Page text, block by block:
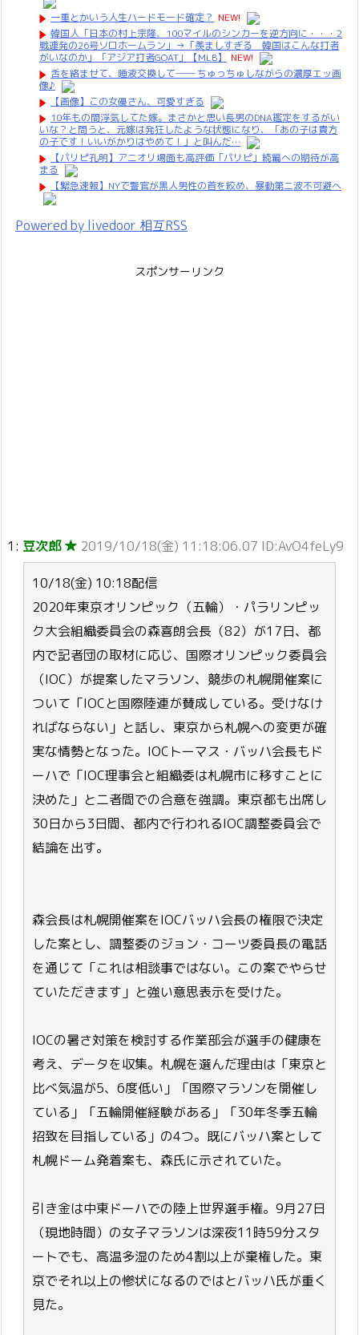
一重とかいう人生ハードモード確定？ NEW!
韓国人「日本の村上宗隆、100マイルのシンカーを逆方向に・・・2
戦連発の26号ソロホームラン」→「羨ましすぎる 韓国はこんな打者
がいなのか」「アジア打者GOAT」【MLB】
NEW!
舌を絡ませて、唾液交換して── ちゅっちゅしながらの濃厚エッ画
像♪
【画像】この女優さん、可愛すぎる
10年もの間浮気してた嫁。まさかと思い長男のDNA鑑定をするがい
いな？と問うと、元嫁は発狂したような状態になり、「あの子は貴方
の子です！いいがかりはやめて！」と叫んだ…
【パリピ孔明】アニオリ場面も高評価「パリピ」続編への期待が高
まる
【緊急速報】NYで警官が黒人男性の首を絞め、暴動第二波不可避へ
Powered by livedoor 相互RSS
スポンサーリンク
1: 豆次郎 ★ 2019/10/18(金) 11:18:06.07 ID:AvO4feLy9
10/18(金) 10:18配信
2020年東京オリンピック（五輪）・パラリンピッ
ク大会組織委員会の森喜朗会長（82）が17日、都
内で記者団の取材に応じ、国際オリンピック委員会
（IOC）が提案したマラソン、競歩の札幌開催案に
ついて「IOCと国際陸連が賛成している。受けなけ
ればならない」と話し、東京から札幌への変更が確
実な情勢となった。IOCトーマス・バッハ会長もド
ーハで「IOC理事会と組織委は札幌市に移すことに
決めた」と二者間での合意を強調。東京都も出席し
30日から3日間、都内で行われるIOC調整委員会で
結論を出す。
森会長は札幌開催案をIOCバッハ会長の権限で決定
した案とし、調整委のジョン・コーツ委員長の電話
を通じて「これは相談事ではない。この案でやらせ
ていただきます」と強い意思表示を受けた。
IOCの暑さ対策を検討する作業部会が選手の健康を
考え、データを収集。札幌を選んだ理由は「東京と
比べ気温が5、6度低い」「国際マラソンを開催し
ている」「五輪開催経験がある」「30年冬季五輪
招致を目指している」の4つ。既にバッハ案として
札幌ドーム発着案も、森氏に示されていた。
引き金は中東ドーハでの陸上世界選手権。9月27日
（現地時間）の女子マラソンは深夜11時59分スタ
ートでも、高温多湿のため4割以上が棄権した。東
京でそれ以上の惨状になるのではとバッハ氏が重く
見た。